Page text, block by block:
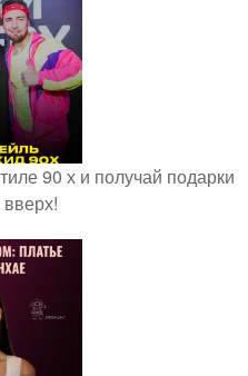
90 х и получай подарки
вверх!